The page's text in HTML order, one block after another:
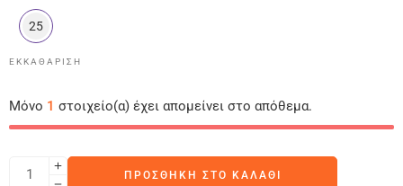
25
ΕΚΚΑΘΆΡΙΣΗ
Μόνο 1 στοιχείο(α) έχει απομείνει στο απόθεμα.
ΠΡΟΣΘΉΚΗ ΣΤΟ ΚΑΛΆΘΙ